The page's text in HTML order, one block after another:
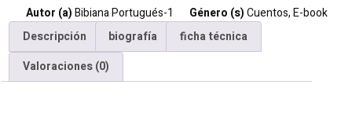
Autor (a)Bibiana Portugués-1 Género (s)Cuentos,E-book
Descripción
biografía
ficha técnica
Valoraciones (0)